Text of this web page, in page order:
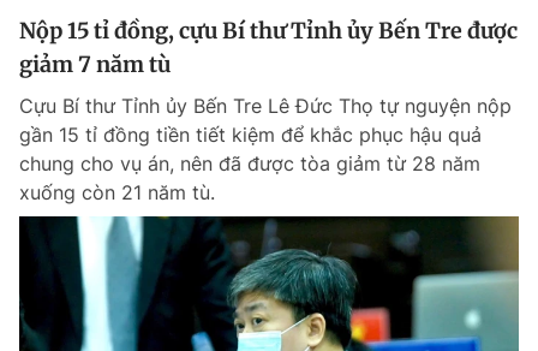
Chuyên mục khác
Chào ngày mới
Tin thị trường Tin 360
Thông tin tài khoản
Đổi mật khẩu
Tin đã lưu
Tin đã xem
Đăng xuất
Nộp 15 tỉ đồng, cựu Bí thư Tỉnh ủy Bến Tre được
giảm 7 năm tù
Cựu Bí thư Tỉnh ủy Bến Tre Lê Đức Thọ tự nguyện nộp
gần 15 tỉ đồng tiền tiết kiệm để khắc phục hậu quả
chung cho vụ án, nên đã được tòa giảm từ 28 năm
xuống còn 21 năm tù.